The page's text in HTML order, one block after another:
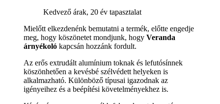
Kedvező árak, 20 év tapasztalat
Mielőtt elkezdenénk bemutatni a termék, előtte engedje
meg, hogy köszönetet mondjunk, hogy Veranda
árnyékoló kapcsán hozzánk fordult.
Az erős extrudált alumínium toknak és lefutósínnek
köszönhetően a kevésbé szélvédett helyeken is
alkalmazható. Különböző típusai igazodnak az
igényeihez és a beépítési követelményekhez is.